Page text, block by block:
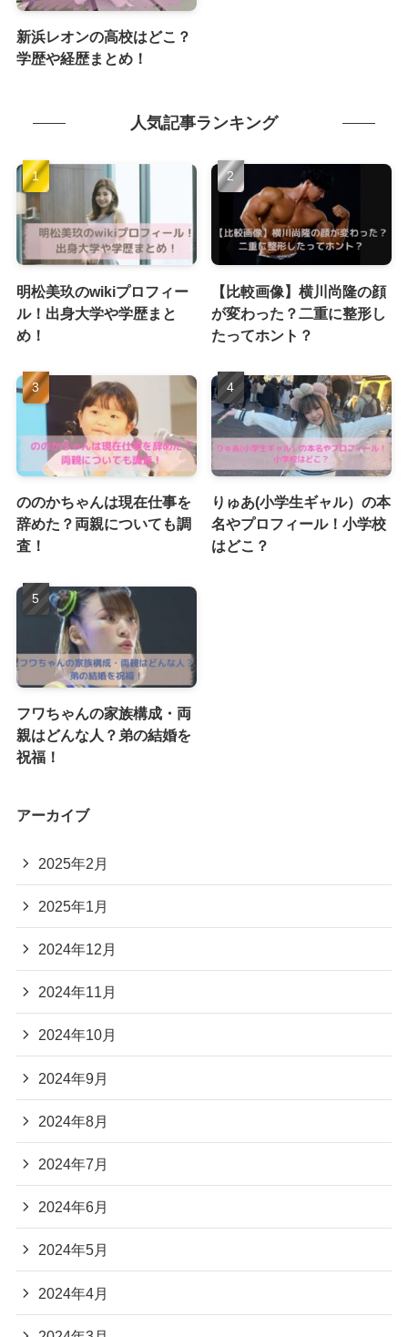
新浜レオンの高校はどこ？
学歴や経歴まとめ！
人気記事ランキング
明松美玖のwikiプロフィー
ル！出身大学や学歴まと
め！
【比較画像】横川尚隆の顔
が変わった？二重に整形し
たってホント？
ののかちゃんは現在仕事を
辞めた？両親についても調
査！
りゅあ(小学生ギャル）の本
名やプロフィール！小学校
はどこ？
フワちゃんの家族構成・両
親はどんな人？弟の結婚を
祝福！
アーカイブ
2025年2月
2025年1月
2024年12月
2024年11月
2024年10月
2024年9月
2024年8月
2024年7月
2024年6月
2024年5月
2024年4月